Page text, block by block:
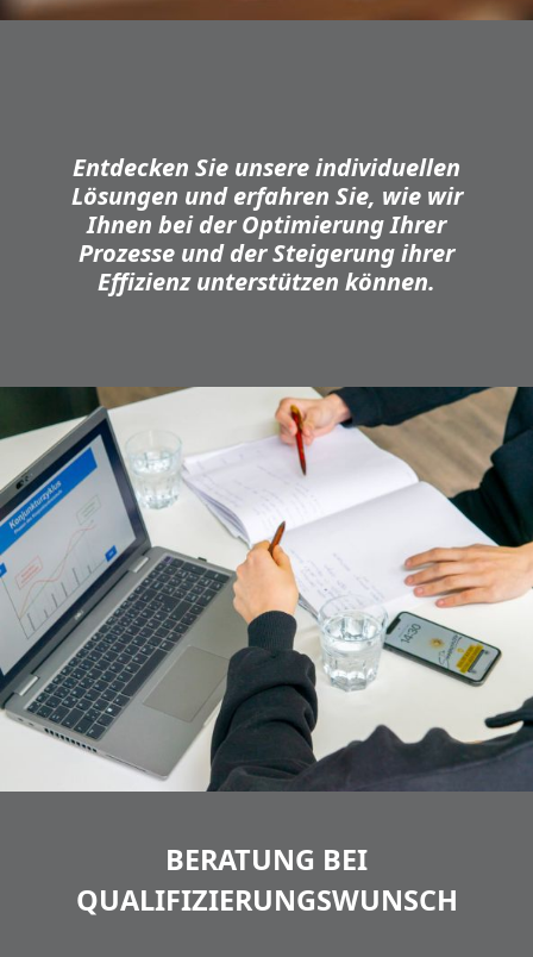
Entdecken Sie unsere individuellen
Lösungen und erfahren Sie, wie wir
Ihnen bei der Optimierung Ihrer
Prozesse und der Steigerung ihrer
Effizienz unterstützen können.
BERATUNG BEI
QUALIFIZIERUNGSWUNSCH